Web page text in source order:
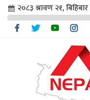
२०८३ श्रावण २१, बिहिबार